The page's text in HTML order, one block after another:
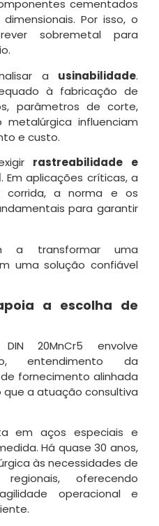
cementados
Por isso, o
sobremetal para
a usinabilidade.
à fabricação de
parâmetros de corte,
influenciam
e custo.
rastreabilidade e
. Em aplicações críticas, a
corrida, a norma e os
para garantir
a transformar uma
uma solução confiável
a escolha de
20MnCr5 envolve
entendimento da
fornecimento alinhada
que a atuação consultiva
em aços especiais e
Há quase 30 anos,
às necessidades de
oferecendo
operacional e